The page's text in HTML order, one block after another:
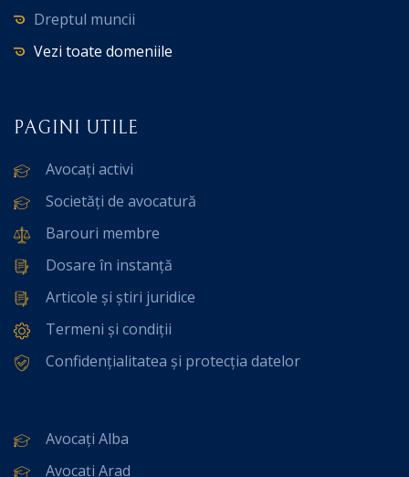
Dreptul muncii
Vezi toate domeniile
PAGINI UTILE
Avocați activi
Societăți de avocatură
Barouri membre
Dosare în instanță
Articole și știri juridice
Termeni și condiții
Confidențialitatea și protecția datelor
Avocați Alba
Avocați Arad